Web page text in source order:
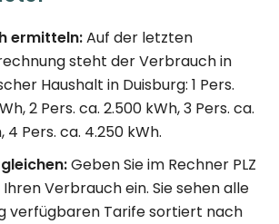
ermitteln:Auf der letzten
steht der Verbrauch in
Haushalt in Duisburg: 1 Pers.
2 Pers. ca. 2.500 kWh, 3 Pers. ca.
4 Pers. ca. 4.250 kWh.
Geben Sie im Rechner PLZ
Ihren Verbrauch ein. Sie sehen alle
verfügbaren Tarife sortiert nach